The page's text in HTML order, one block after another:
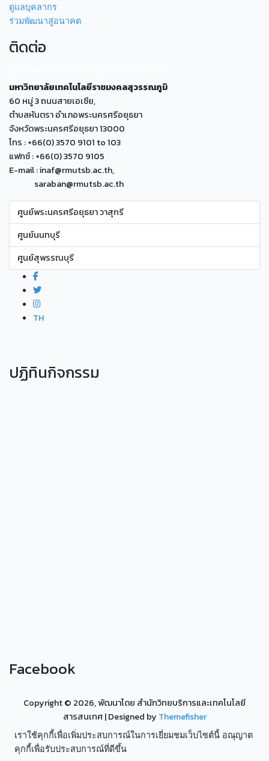
ดูแลบุคลากร
ร่วมพัฒนาสู่อนาคต
ติดต่อ
มหาวิทยาลัยเทคโนโลยีราชมงคลสุวรรณภูมิ
60 หมู่ 3 ถนนสายเอเซีย,
ตำบลหันตรา อำเภอพระนครศรีอยุธยา
จังหวัดพระนครศรีอยุธยา 13000
โทร : +66(0) 3570 9101 to 103
แฟกซ์ : +66(0) 3570 9105
E-mail : inaf@rmutsb.ac.th,
saraban@rmutsb.ac.th
ศูนย์พระนครศรีอยุธยา วาสุกรี
ศูนย์นนทบุรี
ศูนย์สุพรรณบุรี
TH
ปฏิทินกิจกรรม
Facebook
Copyright © 2026, พัฒนาโดย สำนักวิทยบริการและเทคโนโลยี
สารสนเทศ| Designed by Themefisher
เราใช้คุกกี้เพื่อเพิ่มประสบการณ์ในการเยี่ยมชมเว็บไซต์นี้ อณุญาต
คุกกี้เพื่อรับประสบการณ์ที่ดีขึ้น